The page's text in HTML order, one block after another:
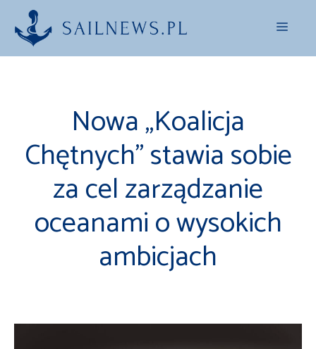
Przejdź
treści
Menu
Nowa „Koalicja
Chętnych” stawia sobie
za cel zarządzanie
oceanami o wysokich
ambicjach